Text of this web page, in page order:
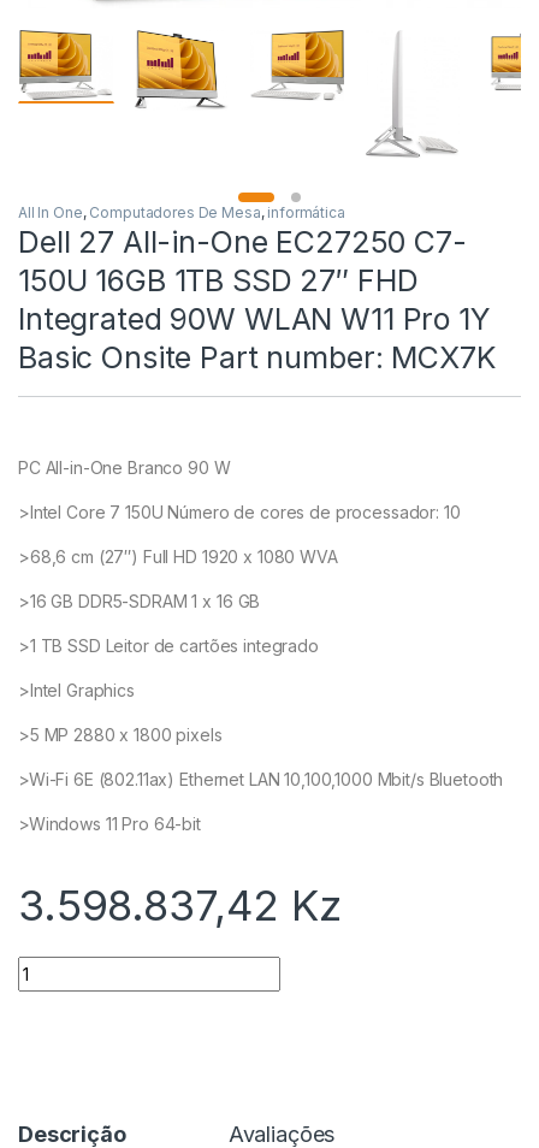
All In One, Computadores De Mesa, informática
Dell 27 All-in-One EC27250 C7-
150U 16GB 1TB SSD 27″ FHD
Integrated 90W WLAN W11 Pro 1Y
Basic Onsite Part number: MCX7K
PC All-in-One Branco 90 W
>Intel Core 7 150U Número de cores de processador: 10
>68,6 cm (27″) Full HD 1920 x 1080 WVA
>16 GB DDR5-SDRAM 1 x 16 GB
>1 TB SSD Leitor de cartões integrado
>Intel Graphics
>5 MP 2880 x 1800 pixels
>Wi-Fi 6E (802.11ax) Ethernet LAN 10,100,1000 Mbit/s Bluetooth
>Windows 11 Pro 64-bit
3.598.837,42 Kz
Quantidade
Descrição Avaliações